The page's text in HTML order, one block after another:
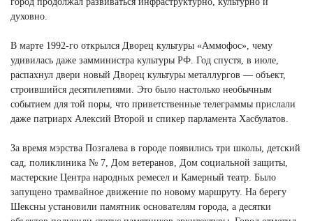
духовно.
В марте 1992-го открылся Дворец культуры «Аммофос», чему
удивилась даже замминистра культуры РФ. Год спустя, в июле,
распахнул двери новый Дворец культуры металлургов — объект,
строившийся десятилетиями. Это было настолько необычным
событием для той поры, что приветственные телеграммы прислали
даже патриарх Алексий Второй и спикер парламента Хасбулатов.
За время мэрства Позгалева в городе появились три школы, детский
сад, поликлиника № 7, Дом ветеранов, Дом социальной защиты,
мастерские Центра народных ремесел и Камерный театр. Было
запущено трамвайное движение по новому маршруту. На берегу
Шексны установили памятник основателям города, а десятки